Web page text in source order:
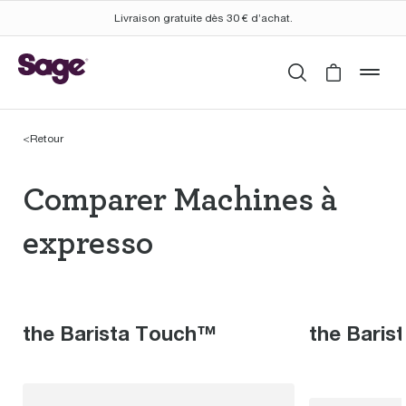
Livraison gratuite dès 30 € d’achat.
Rechercher
Cart is
<Retour
Comparer
Comparer Machines à
expresso
the Barista Touch™ the